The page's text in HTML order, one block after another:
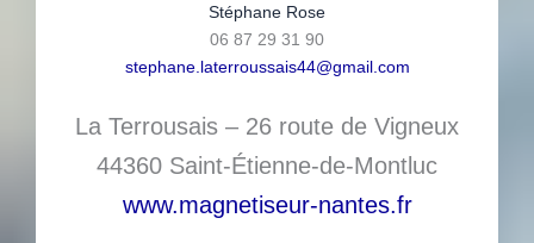
Stéphane Rose
06 87 29 31 90
stephane.laterroussais44@gmail.com
La Terrousais – 26 route de Vigneux
44360 Saint-Étienne-de-Montluc
www.magnetiseur-nantes.fr